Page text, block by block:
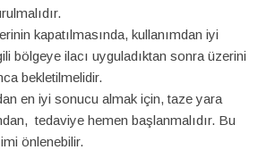
kapatılmasında, kullanımdan iyi
bölgeye ilacı uyguladıktan sonra üzerini
bekletilmelidir.
en iyi sonucu almak için, taze yara
tedaviye hemen başlanmalıdır. Bu
önlenebilir.